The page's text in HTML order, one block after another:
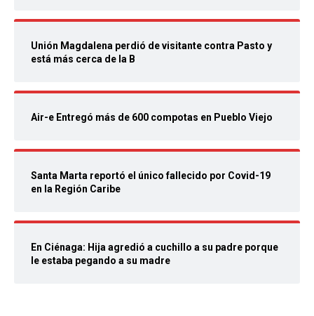
Unión Magdalena perdió de visitante contra Pasto y
está más cerca de la B
Air-e Entregó más de 600 compotas en Pueblo Viejo
Santa Marta reportó el único fallecido por Covid-19
en la Región Caribe
En Ciénaga: Hija agredió a cuchillo a su padre porque
le estaba pegando a su madre